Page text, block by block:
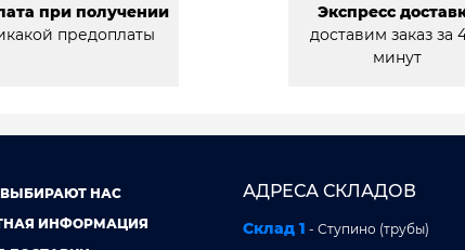
при получении
предоплаты
Экспресс
доставим заказ за
минут
НАС
ИНФОРМАЦИЯ
АДРЕСА СКЛАДОВ
Склад 1 - Ступино (трубы)